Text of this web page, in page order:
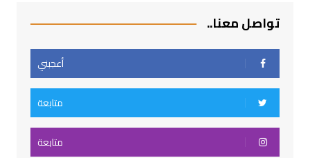
تواصل معنا..
أعجبني
متابعة
متابعة